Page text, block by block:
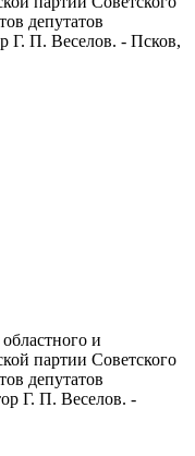
депутатов
Г. П. Веселов. - Псков,
и
партии Советского
депутатов
Г. П. Веселов. -